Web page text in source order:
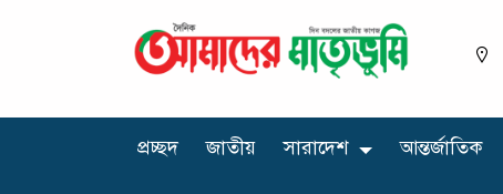
প্রচ্ছদ জাতীয় সারাদেশ আন্তর্জাতিক